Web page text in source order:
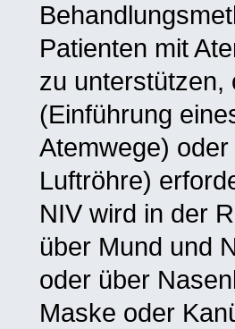
Patienten mit
zu unterstützen,
(Einführung
Atemwege)
Luftröhre)
NIV wird in der
über Mund und
oder über
Maske oder